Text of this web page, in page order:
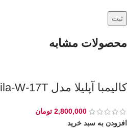
محصولات مشابه
کالیمبا آپلیلا مدل Apelila-W-17T سبز
2,800,000 تومان
افزودن به سبد خرید